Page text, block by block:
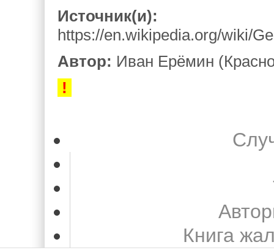
Источник(и):
https://en.wikipedia.org/wiki/
Автор: Иван Ерёмин
!
Книга